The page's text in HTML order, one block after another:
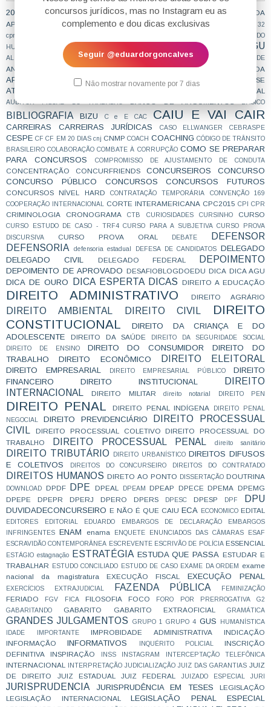
concursos jurídicos, mas no Instagram eu as
complemento e dou dicas exclusivas
Seguir @eduardorgoncalves
Não mostrar novamente por 7 dias
2015APROVAÇÃO 2016 2016 O ANO DA APROVAÇÃO 2017 O ANO DA
APROVAÇÃO
27CPR 28 CPR 28CPR 29CPR 2FASE 30CPR
32
cpr
ADI DO
HUMOR
ADVOCACIA AGENTE DE POLÍCIA AGU
ALIMENTOS ANALISTA ANALISTA JUDICIÁRIO analista tre ANSIEDADE
ANTICRIME AOS ESTUDOS APROVAÇÃO APROVAÇÕES APROVADA
APROVADO ARQUIVAMENTO ART. 28 CPP ASILO ATEAPOSSE
ATIVIDADE JURÍDICA AUDIO DE PROVA ORAL
AUDITOR FISCAL DO TRABALHO BÁSICO
BIBLIOGRAFIA BIZU C e E CAC CAIU E VAI CAIR
CARREIRAS CARREIRAS JURÍDICAS CASO ELLWANGER CEBRASPE
CESPE CF CF EM 20 DIAS cnj CNMP COACH COACHING CÓDIGO DE TRÂNSITO
BRASILEIRO COLABORAÇÃO COMBATE À CORRUPÇÃO COMO SE PREPARAR
PARA CONCURSOS
COMPROMISSO DE AJUSTAMENTO DE CONDUTA
CONCENTRAÇÃO CONCURFRIENDS CONCURSEIROS
CONCURSO
CONCURSO PÚBLICO
CONCURSOS CONCURSOS FUTUROS
CONCURSOS NÍVEL HARD CONTRATAÇÃO TEMPORÁRIA
CONVENÇÃO 169
COOPERAÇÃO INTERNACIONAL
CORTE INTERAMERICANA CPC2015 CPI CPR
CRIMINOLOGIA CRONOGRAMA CTB CURIOSIDADES CURSINHO CURSO
CURSO ESTUDO DE CASO - TRF4 CURSO PARA A SUBJETIVA
CURSO PROVA
DISCURSIVA
CURSO PROVA ORAL DEBATE
DEFENSOR
DEFENSORIA
defensoria estadual DEFESA DE CANDIDATOS
DELEGADO
DELEGADO CIVIL
DELEGADO FEDERAL DEPOIMENTO
DEPOIMENTO DE APROVADO DESAFIOBLOGDOEDU DICA DICA AGU
DICA DE OURO DICA ESPERTA DICAS DIREITO A EDUCAÇÃO
DIREITO ADMINISTRATIVO DIREITO AGRÁRIO
DIREITO AMBIENTAL DIREITO CIVIL
DIREITO
CONSTITUCIONAL
DIREITO DA CRIANÇA E DO
ADOLESCENTE
DIREITO DA SAÚDE
DIREITO DA SEGURIDADE SOCIAL
DIREITO DE ENSINO
DIREITO DO CONSUMIDOR
DIREITO DO
TRABALHO
DIREITO ECONÔMICO DIREITO ELEITORAL
DIREITO EMPRESARIAL DIREITO EMPRESARIAL PÚBLICO
DIREITO
FINANCEIRO
DIREITO INSTITUCIONAL
DIREITO
INTERNACIONAL
DIREITO MILITAR direito notarial DIREITO PEN
DIREITO PENAL DIREITO PENAL INDÍGENA
DIREITO PENAL
NEGOCIAL
DIREITO PREVIDENCIÁRIO
DIREITO PROCESSUAL
CIVIL
DIREITO PROCESSUAL COLETIVO
DIREITO PROCESSUAL DO
TRABALHO
DIREITO PROCESSUAL PENAL direito sanitário
DIREITO TRIBUTÁRIO DIREITO URBANÍSTICO DIREITOS DIFUSOS
E COLETIVOS
DIREITOS DO CONCURSEIRO DIREITOS DO CONTRATADO
DIREITOS HUMANOS DIRETO AO PONTO DISSERTAÇÃO DOUTRINA
DOWNLOAD DPDF DPE DPEAL DPEAM DPEAP DPECE DPEMA DPEMG
DPEPE
DPEPR DPERJ DPERO DPERS DPESC DPESP DPF DPU
DUVIDADECONCURSEIRO E NÃO É QUE CAIU ECA ECONOMICO EDITAL
EDITORES EDITORIAL EDUARDO EMBARGOS DE DECLARAÇÃO
EMBARGOS
INFRINGENTES
ENAM enama ENQUETE ENUNCIADOS DAS CÂMARAS
ESAF
ESCRAVIDÃO CONTEMPORÂNEA ESCREVENTE ESCRIVÃO DE POLÍCIA ESSENCIAL
ESTÁGIO estagnação ESTRATÉGIA ESTUDA QUE PASSA ESTUDAR E
TRABALHAR
ESTUDO CONCILIADO ESTUDO DE CASO EXAME DA ORDEM
exame
nacional da magistratura
EXECUÇÃO FISCAL EXECUÇÃO PENAL
EXERCÍCIOS EXTRAJUDICIAL FAZENDA PÚBLICA FEMINIZAÇÃO
FERIADO FGV FICA FILOSOFIA FOCO FORO POR PRERROGATIVA
G2
GABARITANDO
GABARITO GABARITO EXTRAOFICIAL GRAMÁTICA
GRANDES JULGAMENTOS GRUPO 1 GRUPO 4 GUS
HUMANÍSTICA
IDADE
IMPORTANTE IMPROBIDADE ADMINISTRATIVA
INDICAÇÃO
INFORMAÇÃO
INFORMATIVOS INQUÉRITO POLICIAL
INSCRIÇÃO
DEFINITIVA
INSPIRAÇÃO INSS INSTAGRAM INTERCEPTAÇÃO TELEFÔNICA
INTERNACIONAL INTERPRETAÇÃO JUDICIALIZAÇÃO JUIZ DAS GARANTIAS JUIZ
DE DIREITO
JUIZ ESTADUAL JUIZ FEDERAL JUIZADO ESPECIAL JURI
JURISPRUDENCIA JURISPRUDÊNCIA EM TESES
LEGISLAÇÃO
LEGISLAÇÃO INTERNACIONAL
LEGISLAÇÃO PENAL ESPECIAL